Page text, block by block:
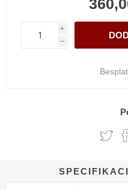
i
h